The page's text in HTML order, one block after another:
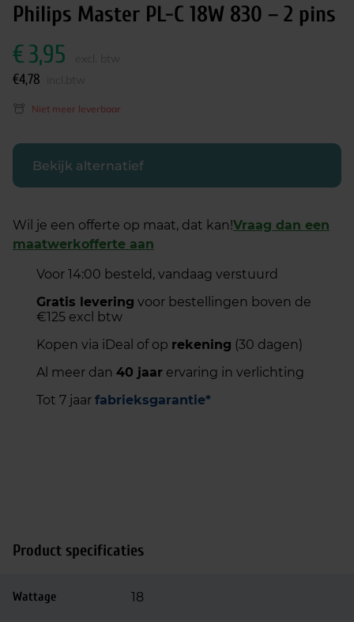
Philips Master PL-C 18W 830 – 2 pins
€3,95
€4,78
Niet meer leverbaar
Bekijk alternatief
Wil je een offerte op maat, dat kan!Vraag dan een
maatwerkofferte aan
Voor 14:00 besteld, vandaag verstuurd
Gratis levering voor bestellingen boven de
€125 excl btw
Kopen via iDeal of op rekening (30 dagen)
Al meer dan 40 jaar ervaring in verlichting
Tot 7 jaar fabrieksgarantie*
Product specificaties
Wattage 18